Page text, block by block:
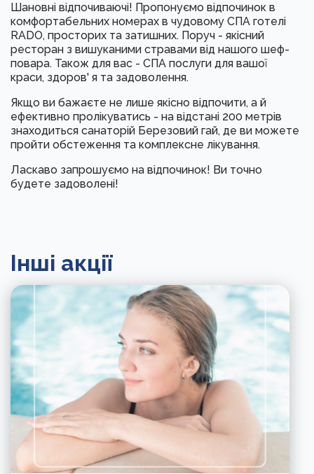
Шановні відпочиваючі! Пропонуємо відпочинок в
комфортабельних номерах в чудовому СПА готелі
RADO, просторих та затишних. Поруч - якісний
ресторан з вишуканими стравами від нашого шеф-
повара. Також для вас - СПА послуги для вашої
краси, здоров' я та задоволення.
Якщо ви бажаєте не лише якісно відпочити, а й
ефективно пролікуватись - на відстані 200 метрів
знаходиться санаторій Березовий гай, де ви можете
пройти обстеження та комплексне лікування.
Ласкаво запрошуємо на відпочинок! Ви точно
будете задоволені!
Інші акції